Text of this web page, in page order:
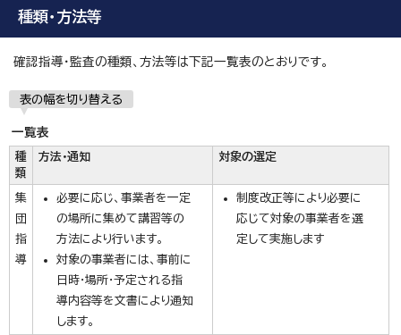
種類・方法等
確認指導・監査の種類、方法等は下記一覧表のとおりです。
表の幅を切り替える
一覧表
種
類
方法・通知 対象の選定
集
団
指
導
必要に応じ、事業者を一定
の場所に集めて講習等の
方法により行います。
対象の事業者には、事前に
日時・場所・予定される指
導内容等を文書により通知
します。
制度改正等により必要に
応じて対象の事業者を選
定して実施します